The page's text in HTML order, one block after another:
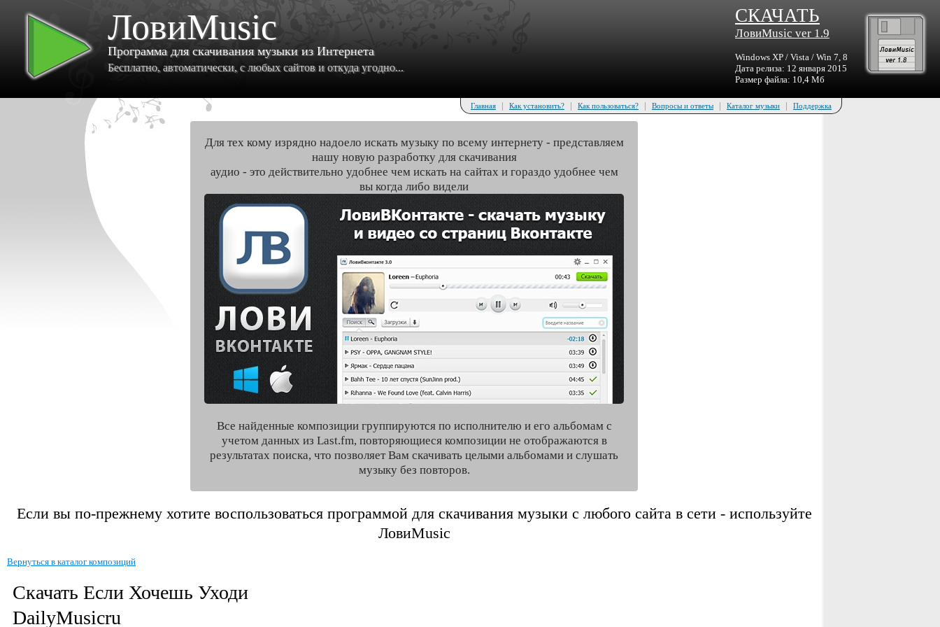
ЛовиMusic
Программа для скачивания музыки из Интернета
Бесплатно, автоматически, с любых сайтов и откуда угодно...
СКАЧАТЬ
ЛовиMusic ver 1.9
Windows XP / Vista / Win 7, 8
Дата релиза: 12 января 2015
Размер файла: 10,4 Мб
Главная | Как установить? | Как пользоваться? | Вопросы и ответы | Каталог музыки | Поддержка
Для тех кому изрядно надоело искать музыку по всему интернету - представляем
нашу новую разработку для скачивания
аудио - это действительно удобнее чем искать на сайтах и гораздо удобнее чем
вы когда либо видели
Все найденные композиции группируются по исполнителю и его альбомам с
учетом данных из Last.fm, повторяющиеся композиции не отображаются в
результатах поиска, что позволяет Вам скачивать целыми альбомами и слушать
музыку без повторов.
Если вы по-прежнему хотите воспользоваться программой для скачивания музыки с любого сайта в сети - используйте
ЛовиMusic
Вернуться в каталог композиций
Скачать Если Хочешь Уходи
DailyMusicru